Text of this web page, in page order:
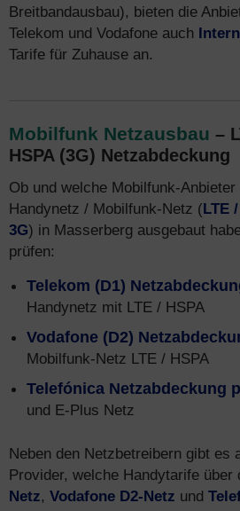
Breitbandausbau), bieten die
Telekom und Vodafone auch
Tarife für Zuhause an.
Mobilfunk Netzausbau –
HSPA (3G) Netzabdeckung
Ob und welche Mobilfunk-
Handynetz / Mobilfunk-Netz (LTE
3G) in Masserberg ausgebaut
prüfen:
Telekom (D1)
Handynetz mit LTE / HSPA
Vodafone (D2)
Mobilfunk-Netz LTE / HSPA
Telefónica Netzabdeckung
und E-Plus Netz
Neben den Netzbetreibern gibt es
Provider, welche Handytarife über
Netz, Vodafone D2-Netz und